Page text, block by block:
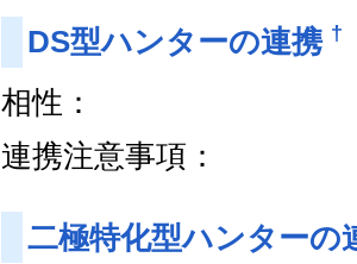
DS型ハンターの連携 †
相性：
連携注意事項：
二極特化型ハンターの